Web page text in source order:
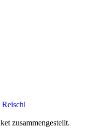
Reischl
zusammengestellt.